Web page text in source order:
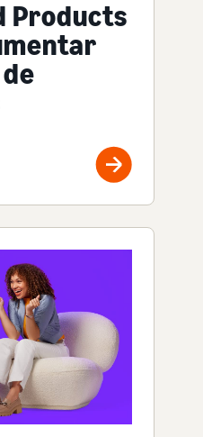
Products